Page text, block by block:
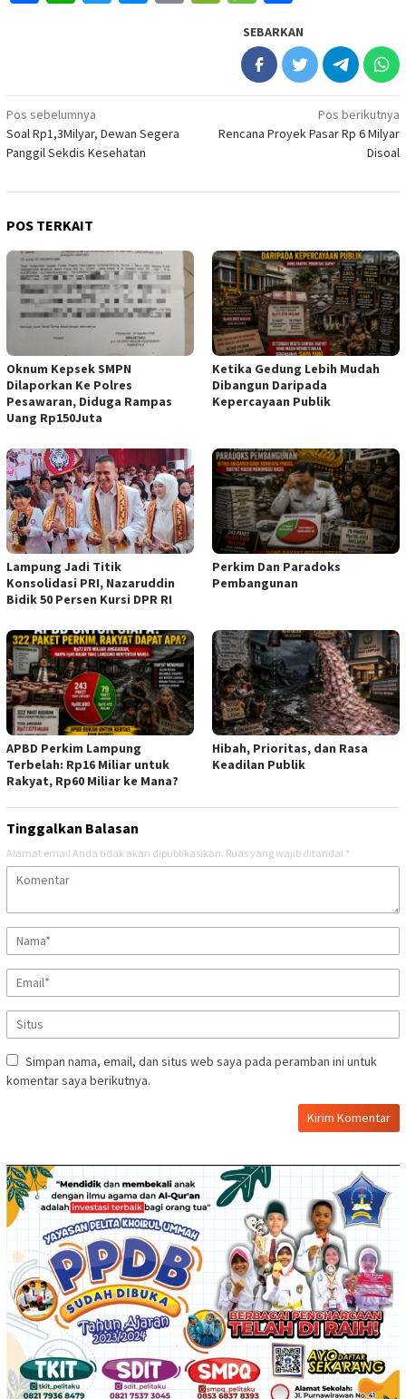
SEBARKAN
Navigasi
pos
Pos sebelumnya
Soal Rp1,3Milyar, Dewan Segera
Panggil Sekdis Kesehatan
Pos berikutnya
Rencana Proyek Pasar Rp 6 Milyar
Disoal
POS TERKAIT
Oknum Kepsek SMPN
Dilaporkan Ke Polres
Pesawaran, Diduga Rampas
Uang Rp150Juta
Ketika Gedung Lebih Mudah
Dibangun Daripada
Kepercayaan Publik
Lampung Jadi Titik
Konsolidasi PRI, Nazaruddin
Bidik 50 Persen Kursi DPR RI
Perkim Dan Paradoks
Pembangunan
APBD Perkim Lampung
Terbelah: Rp16 Miliar untuk
Rakyat, Rp60 Miliar ke Mana?
Hibah, Prioritas, dan Rasa
Keadilan Publik
Tinggalkan Balasan
Alamat email Anda tidak akan dipublikasikan. Ruas yang wajib ditandai *
Simpan nama, email, dan situs web saya pada peramban ini untuk
komentar saya berikutnya.